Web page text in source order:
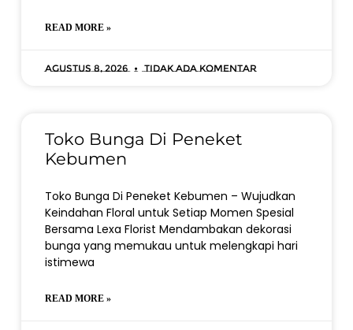
READ MORE »
Agustus 8, 2026 Tidak ada komentar
Toko Bunga Di Peneket
Kebumen
Toko Bunga Di Peneket Kebumen – Wujudkan
Keindahan Floral untuk Setiap Momen Spesial
Bersama Lexa Florist Mendambakan dekorasi
bunga yang memukau untuk melengkapi hari
istimewa
READ MORE »